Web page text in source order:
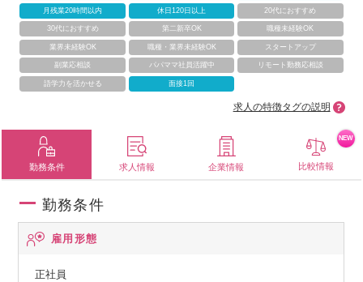
月残業20時間以内 休日120日以上 20代におすすめ
30代におすすめ 第二新卒OK 職種未経験OK
業界未経験OK 職種・業界未経験OK スタートアップ
副業応相談 パパママ社員活躍中 リモート勤務応相談
語学力を活かせる 面接1回
求人の特徴タグの説明
勤務条件 求人情報 企業情報 比較情報
NEW
勤務条件
雇用形態
正社員